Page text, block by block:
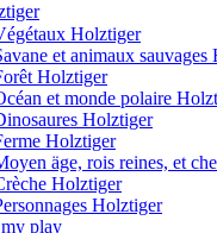
Holztiger
et animaux sauvages
Holztiger
et monde polaire
Holztiger
Holztiger
äge, rois reines, et
Holztiger
Holztiger
play